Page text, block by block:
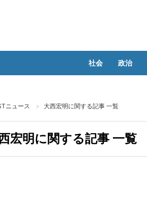
社会 政治
ニュース 大西宏明に関する記事 一覧
宏明に関する記事 一覧